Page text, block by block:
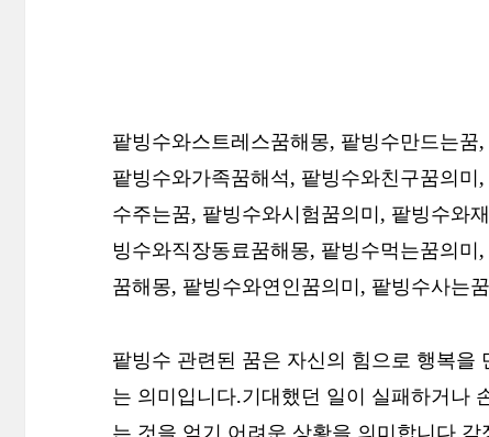
팥빙수와스트레스꿈해몽, 팥빙수만드는
팥빙수와가족꿈해석, 팥빙수와친구꿈의
수주는꿈, 팥빙수와시험꿈의미, 팥빙수와
빙수와직장동료꿈해몽, 팥빙수먹는꿈의
꿈해몽, 팥빙수와연인꿈의미, 팥빙수사는
팥빙수 관련된 꿈은 자신의 힘으로 행복을
는 의미입니다.기대했던 일이 실패하거나
는 것을 얻기 어려운 상황을 의미합니다.